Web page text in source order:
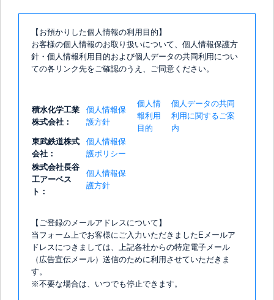
【お預かりした個人情報の利用目的】
お客様の個人情報のお取り扱いについて、個人情報保護方
針・個人情報利用目的および個人データの共同利用につい
ての各リンク先をご確認のうえ、ご同意ください。
積水化学工業
株式会社：
個人情報保
護方針
個人情
報利用
目的
個人データの共同
利用に関するご案
内
東武鉄道株式
会社：
個人情報保
護ポリシー
株式会社長谷
工アーベス
ト：
個人情報保
護方針
【ご登録のメールアドレスについて】
当フォーム上でお客様にご入力いただきましたEメールア
ドレスにつきましては、上記各社からの特定電子メール
（広告宣伝メール）送信のために利用させていただきま
す。
※不要な場合は、いつでも停止できます。